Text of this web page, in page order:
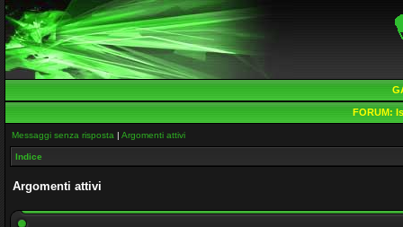
FORUM:
Messaggi senza risposta | Argomenti attivi
Indice
Argomenti attivi